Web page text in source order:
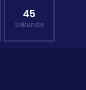
44
Sekunde